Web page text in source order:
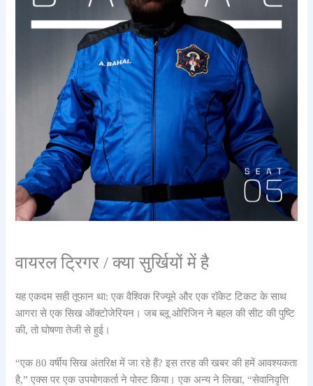
वायरल ट्रिगर / क्या सुर्खियों में है
यह एकदम सही तूफान था: एक वैश्विक रिज्यूमे और एक रॉकेट टिकट के साथ
आगरा से एक सिख ऑक्टोजेरियन। जब ब्लू ओरिजिन ने बहल की सीट की पुष्टि
की, तो घोषणा तेजी से हुई।
“एक 80 वर्षीय सिख अंतरिक्ष में जा रहे हैं? इस तरह की खबर की हमें आवश्यकता
है,” एक्स पर एक उपयोगकर्ता ने पोस्ट किया। एक अन्य ने लिखा, “सेवानिवृत्ति